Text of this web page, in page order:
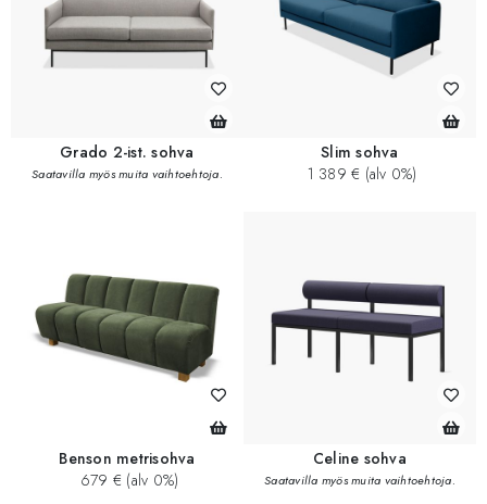
Grado 2-ist. sohva
Saatavilla myös muita vaihtoehtoja.
Slim sohva
1 389 € (alv 0%)
Benson metrisohva
679 € (alv 0%)
Celine sohva
Saatavilla myös muita vaihtoehtoja.